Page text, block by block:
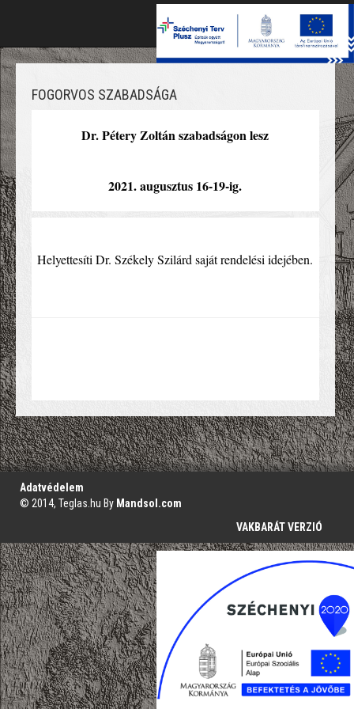
FOGORVOS SZABADSÁGA
Dr. Pétery Zoltán szabadságon lesz
2021. augusztus 16-19-ig.
Helyettesíti Dr. Székely Szilárd saját rendelési idejében.
';
Adatvédelem
© 2014, Teglas.hu By Mandsol.com
VAKBARÁT VERZIÓ